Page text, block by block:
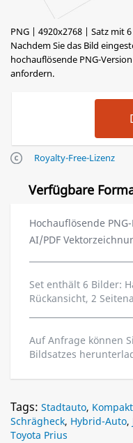
PNG | 4920x2768 | Satz mit
Nachdem Sie das Bild
hochauflösende PNG-
anfordern.
Royalty-Free-Lizenz
Verfügbare
Hochauflösende
AI/PDF
Set enthält 6 Bilder:
Rückansicht, 2
Auf Anfrage können
Bildsatzes
Tags: Stadtauto,
Schrägheck, Hybrid-Auto,
Toyota Prius